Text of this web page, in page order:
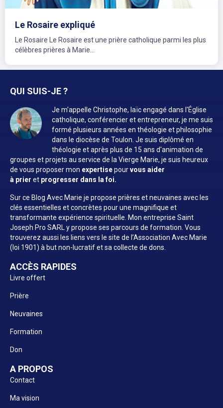
Le Rosaire expliqué
Le Rosaire Le Rosaire est une prière catholique parmi les plus
célèbres prières à Marie...
QUI SUIS-JE ?
Je m'appelle Christophe, laïc engagé dans l'Église
catholique, conférencier et entrepreneur, je me suis
formé plusieurs années en théologie et philosophie
dans le diocèse de Toulon. Je suis diplômé en
théologie et après plus de 15 ans d'animation de
groupes et projets au service de la Vierge Marie, je suis heureux
de vous proposer mon expertisepourvous aider
à prier et progresser dans la foi.
Sur ce Blog Avec Marie je propose prières et neuvaines avec les
clés essentielles et concrètes pour une magnifique et
transformante expérience spirituelle. Mon entreprise Saint
Joseph Pro SARL y propose ses parcours de formation. Vous
trouverez aussi les liens vers le site de l’Association Avec Marie
(loi 1901) à but non-lucratif et sa collecte de dons.
ACCÈS RAPIDES
Livre offert
Prière
Neuvaines
Formation
Don
A PROPOS
Contact
Ma vision